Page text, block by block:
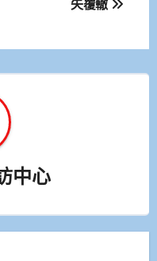
失覆轍
中心